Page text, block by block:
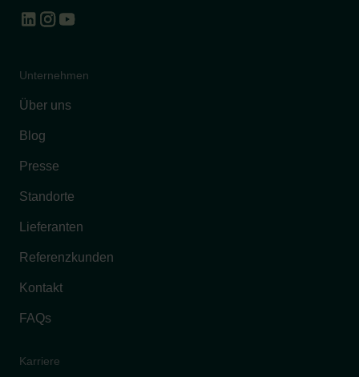
Unternehmen
Über uns
Blog
Presse
Standorte
Lieferanten
Referenzkunden
Kontakt
FAQs
Karriere